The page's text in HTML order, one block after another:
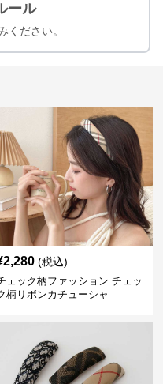
ール
ください。
2,280 (税込)
ェック柄ファッション チェッ
柄リボンカチューシャ